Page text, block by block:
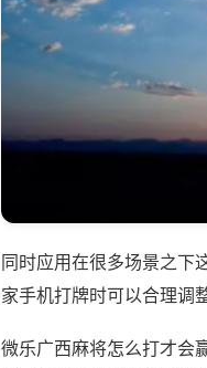
同时应用在很多场景之下
家手机打牌时可以合理调
微乐广西麻将怎么打才会